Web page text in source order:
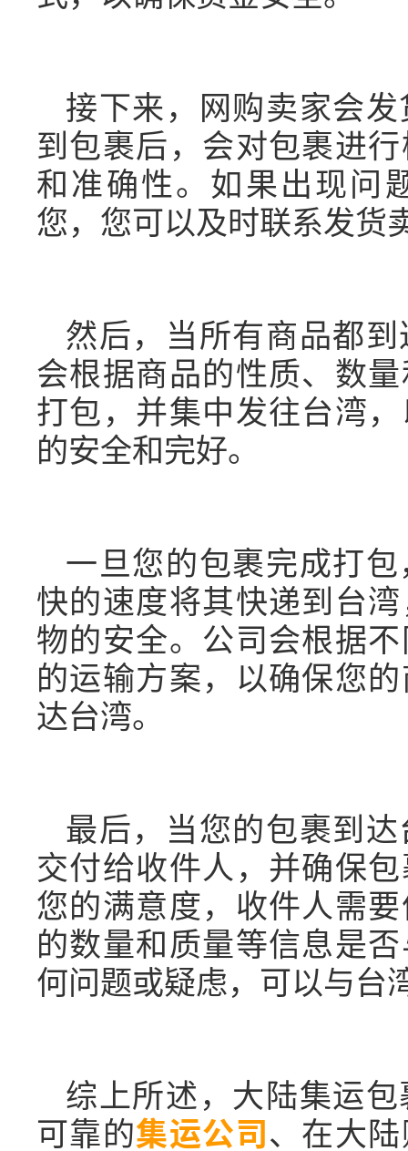
接下来，网购卖家会
到包裹后，会对包裹进
和准确性。如果出现问
您，您可以及时联系发货
然后，当所有商品都
会根据商品的性质、数
打包，并集中发往台湾
的安全和完好。
一旦您的包裹完成打
快的速度将其快递到台
物的安全。公司会根据
的运输方案，以确保您
达台湾。
最后，当您的包裹到
交付给收件人，并确保
您的满意度，收件人需
的数量和质量等信息是
何问题或疑虑，可以与台
综上所述，大陆集运
可靠的集运公司 、在大